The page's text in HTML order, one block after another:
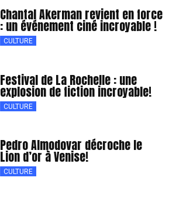
Chantal Akerman revient en force
: un événement ciné incroyable !
CULTURE
Festival de La Rochelle : une
explosion de fiction incroyable!
CULTURE
Pedro Almodovar décroche le
Lion d’or à Venise!
CULTURE